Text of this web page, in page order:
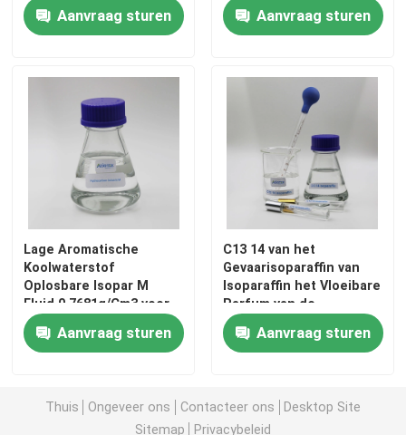
Isoparaffinvloeistof
De Vloeistof van Isoparl
Isopar M Fluid
N-paraffine
Koolwaterstofoplosmiddel
C1314 isoparaffine
De vloeistof van Isoparg
Aanvraag sturen Aanvraag sturen
Lage Aromatische
Koolwaterstof
Oplosbare Isopar M
Fluid 0.7681g/Cm3 voor
Persoonlijke verzorging
in RuslandAanvraag sturen
C13 14 van het
Gevaarisoparaffin van
Isoparaffin het Vloeibare
Parfum van de
Geurisoparaffin
Aanvraag sturen
Thuis Ongeveer ons Contacteer ons
Desktop Site
Sitemap
Privacybeleid